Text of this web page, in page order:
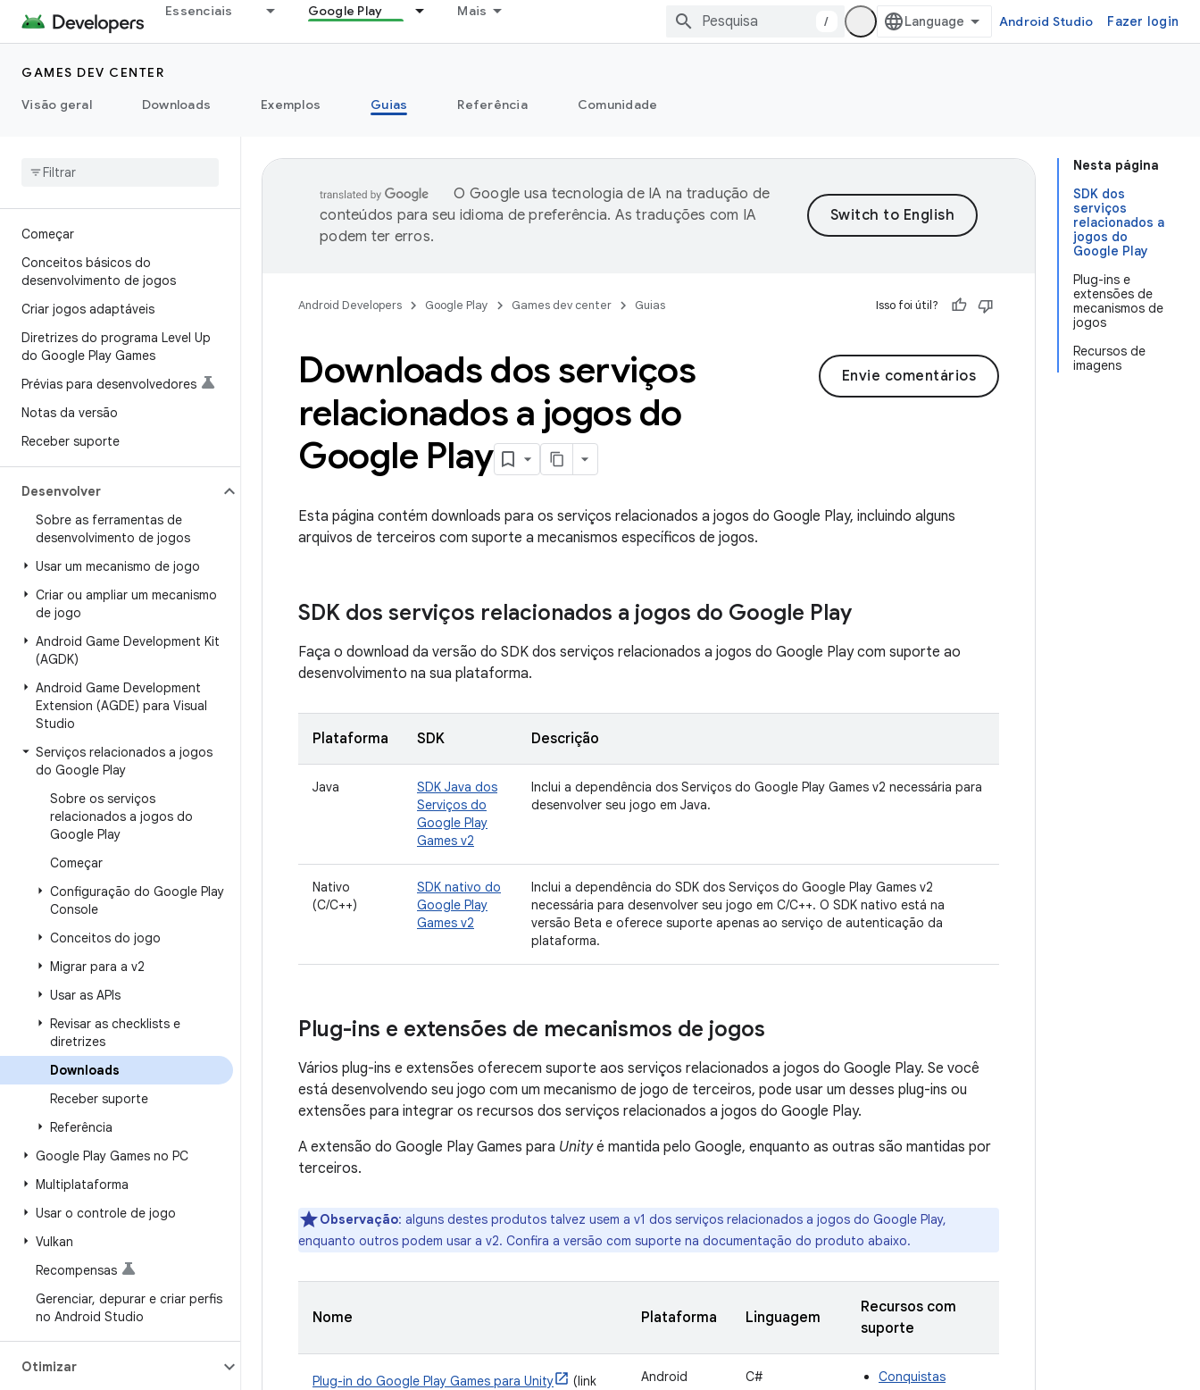
Essenciais Google Play Mais
/ Android Studio Fazer login
GAMES DEV CENTER
Visão geral
Downloads Exemplos Guias Referência Comunidade
Começar
Conceitos básicos do
desenvolvimento de jogos
Criar jogos adaptáveis
Diretrizes do programa Level Up
do Google Play Games
Prévias para desenvolvedores
Notas da versão
Receber suporte
Desenvolver
Sobre as ferramentas de
desenvolvimento de jogos
Usar um mecanismo de jogo
Criar ou ampliar um mecanismo
de jogo
Android Game Development Kit
(AGDK)
Android Game Development
Extension (AGDE) para Visual
Studio
Serviços relacionados a jogos
do Google Play
Sobre os serviços
relacionados a jogos do
Google Play
Começar
Configuração do Google Play
Console
Conceitos do jogo
Migrar para a v2
Usar as APIs
Revisar as checklists e
diretrizes
Downloads
Receber suporte
Referência
Google Play Games no PC
Multiplataforma
Usar o controle de jogo
Vulkan
Recompensas
Gerenciar, depurar e criar perfis
no Android Studio
Otimizar
Nesta página
SDK dos
serviços
relacionados a
jogos do
Google Play
Plug-ins e
extensões de
mecanismos de
jogos
Recursos de
imagens
O Google usa tecnologia de IA na tradução de
conteúdos para seu idioma de preferência. As traduções com IA
podem ter erros.
Android Developers Google Play Games dev center Guias Isso foi útil?
Envie comentários
Downloads dos serviços
relacionados a jogos do
Google Play
Esta página contém downloads para os serviços relacionados a jogos do Google Play, incluindo alguns
arquivos de terceiros com suporte a mecanismos específicos de jogos.
SDK dos serviços relacionados a jogos do Google Play
Faça o download da versão do SDK dos serviços relacionados a jogos do Google Play com suporte ao
desenvolvimento na sua plataforma.
Plataforma SDK Descrição
Java
SDK Java dos
Serviços do
Google Play
Games v2
Inclui a dependência dos Serviços do Google Play Games v2 necessária para
desenvolver seu jogo em Java.
Nativo
(C/C++)
SDK nativo do
Google Play
Games v2
Inclui a dependência do SDK dos Serviços do Google Play Games v2
necessária para desenvolver seu jogo em C/C++. O SDK nativo está na
versão Beta e oferece suporte apenas ao serviço de autenticação da
plataforma.
Plug-ins e extensões de mecanismos de jogos
Vários plug-ins e extensões oferecem suporte aos serviços relacionados a jogos do Google Play. Se você
está desenvolvendo seu jogo com um mecanismo de jogo de terceiros, pode usar um desses plug-ins ou
extensões para integrar os recursos dos serviços relacionados a jogos do Google Play.
A extensão do Google Play Games para Unityé mantida pelo Google, enquanto as outras são mantidas por
terceiros.
Observação: alguns destes produtos talvez usem a v1 dos serviços relacionados a jogos do Google Play,
enquanto outros podem usar a v2. Confira a versão com suporte na documentação do produto abaixo.
Nome Plataforma Linguagem
Recursos com
suporte
Plug-in do Google Play Games para Unity
(link
Android C#
Conquistas